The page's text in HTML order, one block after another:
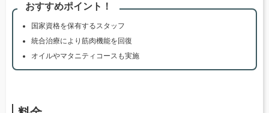
おすすめポイント！
国家資格を保有するスタッフ
統合治療により筋肉機能を回復
オイルやマタニティコースも実施